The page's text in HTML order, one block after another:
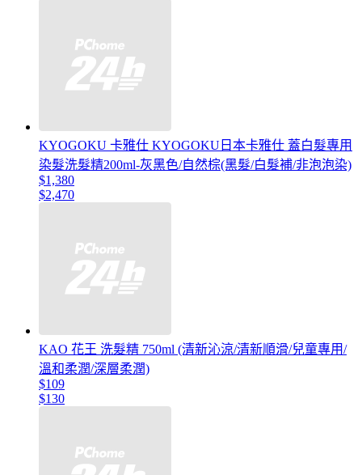
KYOGOKU 卡雅仕 KYOGOKU日本卡雅仕 蓋白髮專用
染髮洗髮精200ml-灰黑色/自然棕(黑髮/白髮補/非泡泡染)
$1,380
$2,470
KAO 花王 洗髮精 750ml (清新沁涼/清新順滑/兒童專用/
溫和柔潤/深層柔潤)
$109
$130